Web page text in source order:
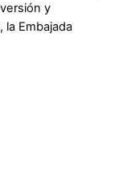
y
la Embajada